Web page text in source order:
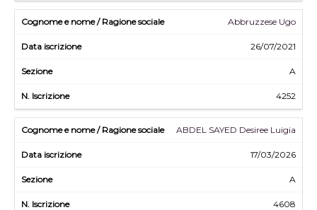
Abbruzzese Ugo
26/07/2021
A
4252
ABDEL SAYED Desiree Luigia
17/03/2026
A
4608